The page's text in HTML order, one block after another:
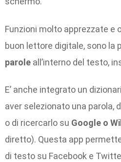
Funzioni molto apprezzate e
buon lettore digitale, sono la
parole all’interno del testo,
E’ anche integrato un
aver selezionato una parola,
o di ricercarlo su Google o
diretto). Questa app
di testo su Facebook e